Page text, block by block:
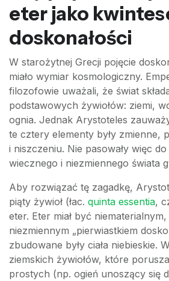
eter jako
doskonałości
W starożytnej Grecji pojęcie
miało wymiar kosmologiczny.
filozofowie uważali, że świat
podstawowych żywiołów: ziemi,
ognia. Jednak Arystoteles
te cztery elementy były zmienne,
i niszczeniu. Nie pasowały więc
wiecznego i niezmiennego świata
Aby rozwiązać tę zagadkę,
piąty żywioł (łac. quinta essentia,
eter. Eter miał być
niezmiennym „pierwiastkiem
zbudowane były ciała niebieskie.
ziemskich żywiołów, które
prostych (np. ogień unoszący się